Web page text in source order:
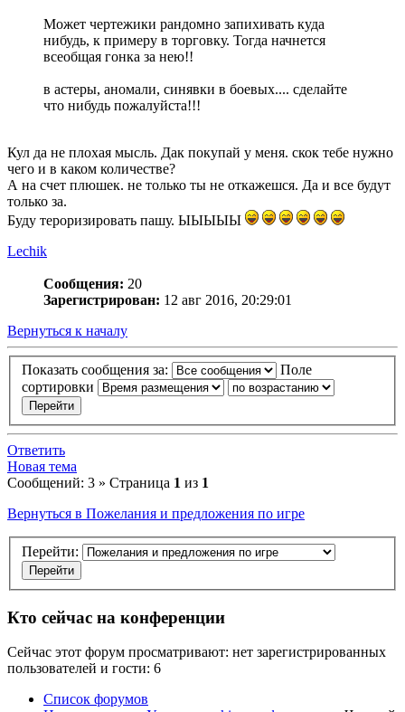
Может чертежики рандомно запихивать куда
нибудь, к примеру в торговку. Тогда начнется
всеобщая гонка за нею!!
в астеры, аномали, синявки в боевых.... сделайте
что нибудь пожалуйста!!!
Кул да не плохая мысль. Дак покупай у меня. скок тебе нужно
чего и в каком количестве?
А на счет плюшек. не только ты не откажешся. Да и все будут
только за.
Буду тероризировать пашу. ЫЫЫЫЫ
Lechik
Сообщения: 20
Зарегистрирован: 12 авг 2016, 20:29:01
Вернуться к началу
Показать сообщения за:
Поле
сортировки
Ответить
Новая тема
Сообщений: 3 » Страница 1 из 1
Вернуться в Пожелания и предложения по игре
Перейти:
Кто сейчас на конференции
Сейчас этот форум просматривают: нет зарегистрированных
пользователей и гости: 6
Список форумов